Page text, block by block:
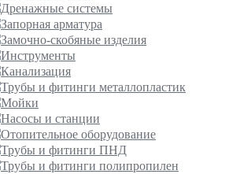
Дренажные системы
Запорная арматура
Замочно-скобяные изделия
Инструменты
Канализация
Трубы и фитинги металлопластик
Мойки
Насосы и станции
Отопительное оборудование
Трубы и фитинги ПНД
Трубы и фитинги полипропилен